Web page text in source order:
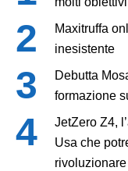
Maxitruffa
inesistente
Debutta
formazione
JetZero Z4,
Usa che